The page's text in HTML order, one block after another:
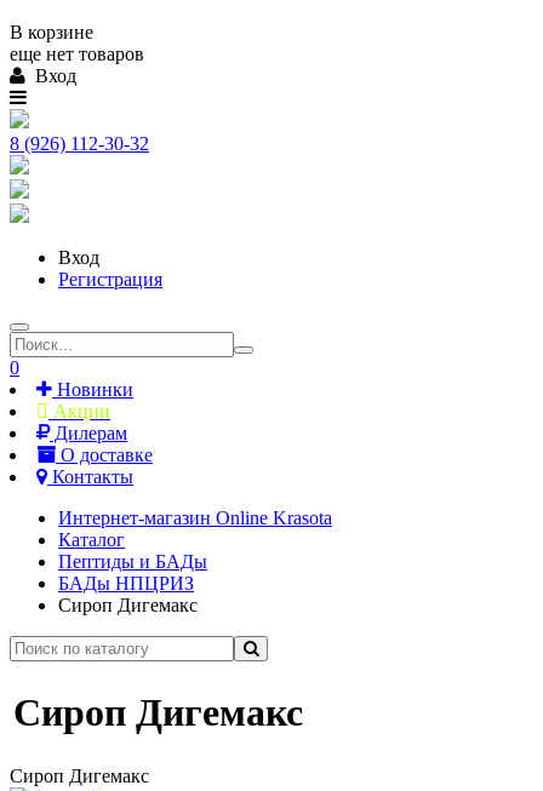
В корзине
еще нет товаров
Вход
8 (926) 112-30-32
Вход
Регистрация
0
Новинки
Акции
Дилерам
О доставке
Контакты
Интернет-магазин Online Krasota
Каталог
Пептиды и БАДы
БАДы НПЦРИЗ
Сироп Дигемакс
Сироп Дигемакс
Сироп Дигемакс